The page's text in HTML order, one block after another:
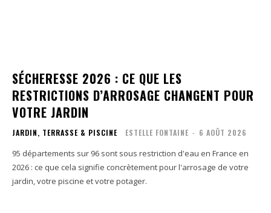
SÉCHERESSE 2026 : CE QUE LES
RESTRICTIONS D’ARROSAGE CHANGENT POUR
VOTRE JARDIN
JARDIN, TERRASSE & PISCINE ESTELLE FONTAINE - 6 AOÛT 2026
95 départements sur 96 sont sous restriction d'eau en France en
2026 : ce que cela signifie concrètement pour l'arrosage de votre
jardin, votre piscine et votre potager.